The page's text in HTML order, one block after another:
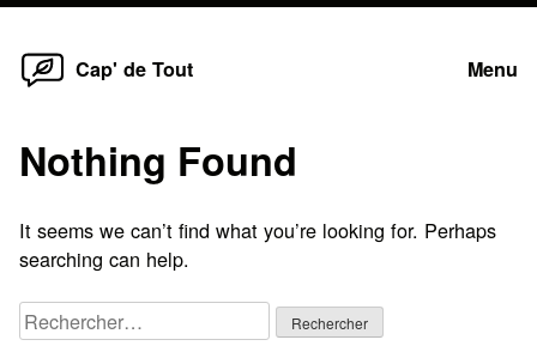
Skip
Cap' de Tout Menu
Nothing Found
It seems we can’t find what you’re looking for. Perhaps
searching can help.
Rechercher :